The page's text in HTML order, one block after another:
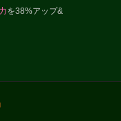
を38%アップ&